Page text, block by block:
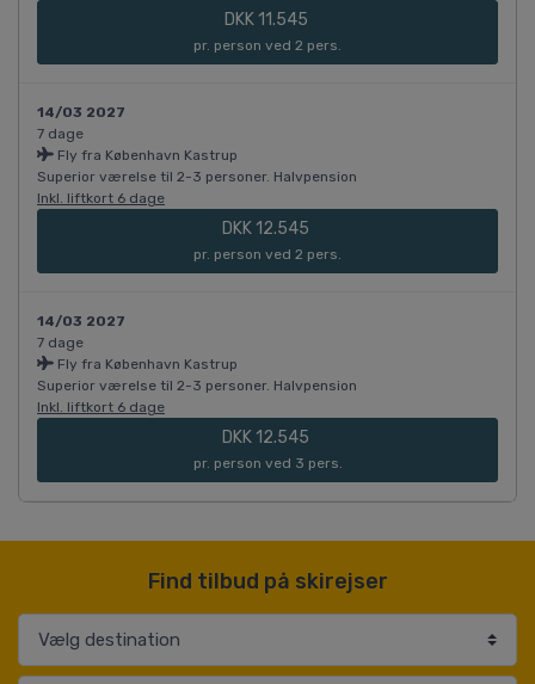
DKK 11.545
pr. person ved 2 pers.
14/03 2027
7 dage
Fly fra København Kastrup
Superior værelse til 2-3 personer. Halvpension
Inkl. liftkort 6 dage
DKK 12.545
pr. person ved 2 pers.
14/03 2027
7 dage
Fly fra København Kastrup
Superior værelse til 2-3 personer. Halvpension
Inkl. liftkort 6 dage
DKK 12.545
pr. person ved 3 pers.
Find tilbud på skirejser